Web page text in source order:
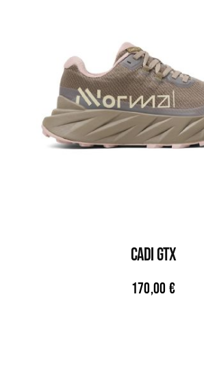
CADI GTX
170,00 €